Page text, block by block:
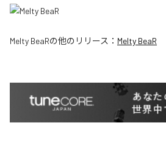
Melty BeaRの他のリリース： Melty BeaR